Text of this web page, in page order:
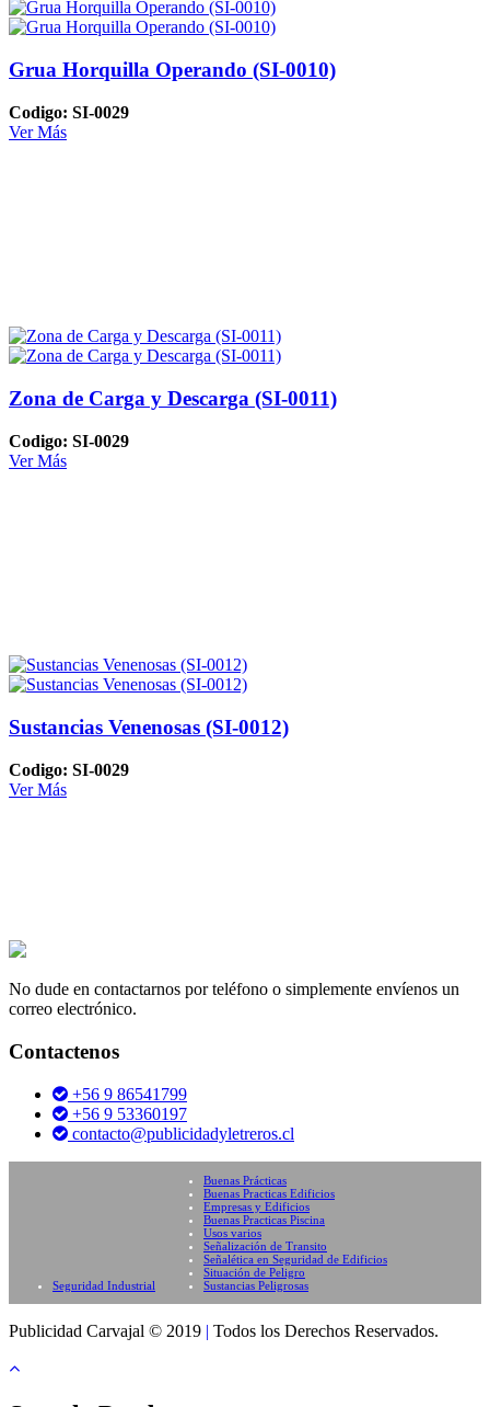
Grua Horquilla Operando (SI-0010)
Codigo: SI-0029
Ver Más
Zona de Carga y Descarga (SI-0011)
Codigo: SI-0029
Ver Más
Sustancias Venenosas (SI-0012)
Codigo: SI-0029
Ver Más
No dude en contactarnos por teléfono o simplemente envíenos un
correo electrónico.
Contactenos
+56 9 86541799
+56 9 53360197
contacto@publicidadyletreros.cl
Seguridad Industrial
Buenas Prácticas
Buenas Practicas Edificios
Empresas y Edificios
Buenas Practicas Piscina
Usos varios
Señalización de Transito
Señalética en Seguridad de Edificios
Situación de Peligro
Sustancias Peligrosas
Publicidad Carvajal © 2019 | Todos los Derechos Reservados.